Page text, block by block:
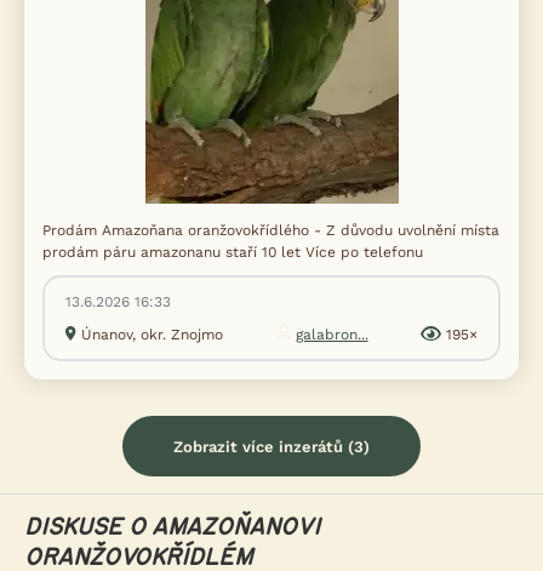
Prodám Amazoňana oranžovokřídlého - Z důvodu uvolnění místa
prodám páru amazonanu staří 10 let Více po telefonu
13.6.2026 16:33
Únanov, okr. Znojmo
galabron... 195×
Zobrazit více inzerátů (3)
DISKUSE O AMAZOŇANOVI
ORANŽOVOKŘÍDLÉM